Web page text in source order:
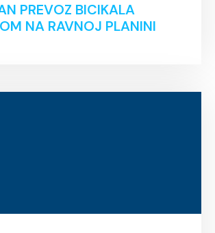
PREVOZ BICIKALA
NA RAVNOJ PLANINI